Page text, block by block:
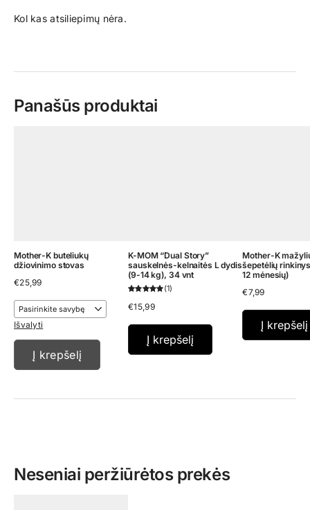
Kol kas atsiliepimų nėra.
Panašūs produktai
Mother-K buteliukų
džiovinimo stovas
€25,99
Išvalyti
Į krepšelį
K-MOM “Dual Story”
sauskelnės-kelnaitės L dydis
(9-14 kg), 34 vnt
1
€15,99
Į krepšelį
Mother-K
šepetėlių
12 mėnesių)
€7,99
Į krepšelį
Neseniai peržiūrėtos prekės